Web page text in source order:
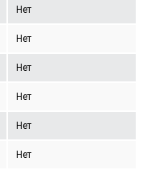
Нет
Нет
Нет
Нет
Нет
Нет